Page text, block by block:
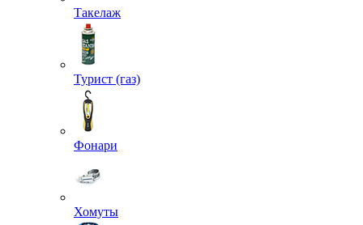
Такелаж
Турист (газ)
Фонари
Хомуты